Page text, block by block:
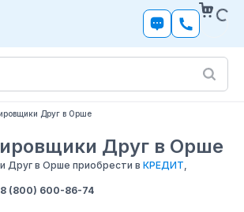
Друг в Орше
Друг в Орше
Друг в Орше приобрести в КРЕДИТ,
8 (800) 600-86-74